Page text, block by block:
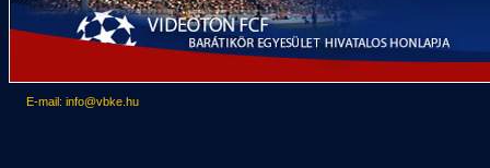
E-mail: info@vbke.hu